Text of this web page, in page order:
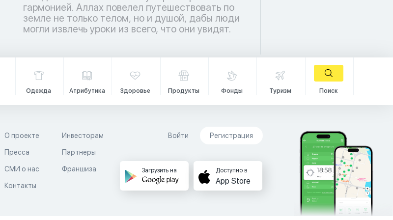
могли извлечь уроки из всего, что они увидят.
Одежда Атрибутика Здоровье Продукты Фонды Туризм Поиск
О проекте
Пресса
СМИ о нас
Контакты
Инвесторам
Партнеры
Франшиза
Войти Регистрация
Загрузить на Доступно в
App Store